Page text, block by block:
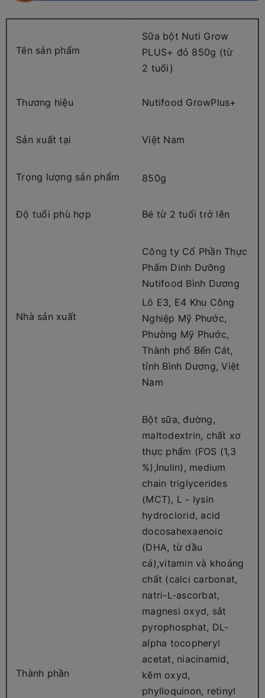
Tên sản phẩm
Sữa bột Nuti Grow
PLUS+ đỏ 850g (từ
2 tuổi)
Thương hiệu Nutifood GrowPlus+
Sản xuất tại Việt Nam
Trọng lượng sản phẩm 850g
Độ tuổi phù hợp Bé từ 2 tuổi trở lên
Nhà sản xuất
Công ty Cổ Phần Thực
Phẩm Dinh Dưỡng
Nutifood Bình Dương
Lô E3, E4 Khu Công
Nghiệp Mỹ Phước,
Phường Mỹ Phước,
Thành phố Bến Cát,
tỉnh Bình Dương, Việt
Nam
Thành phần
Bột sữa, đường,
maltodextrin, chất xơ
thực phẩm (FOS (1,3
%),Inulin), medium
chain triglycerides
(MCT), L - lysin
hydroclorid, acid
docosahexaenoic
(DHA, từ dầu
cá),vitamin và khoáng
chất (calci carbonat,
natri-L-ascorbat,
magnesi oxyd, sắt
pyrophosphat, DL-
alpha tocopheryl
acetat, niacinamid,
kẽm oxyd,
phylloquinon, retinyl